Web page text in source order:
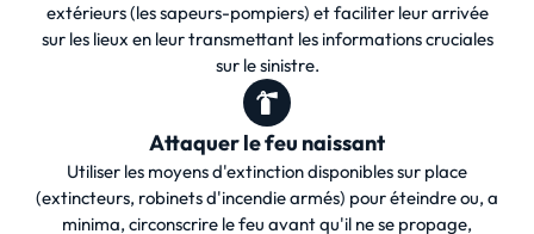
extérieurs (les sapeurs-pompiers) et faciliter leur arrivée
sur les lieux en leur transmettant les informations cruciales
sur le sinistre.
Attaquer le feu naissant
Utiliser les moyens d'extinction disponibles sur place
(extincteurs, robinets d'incendie armés) pour éteindre ou, a
minima, circonscrire le feu avant qu'il ne se propage,